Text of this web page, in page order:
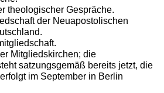
theologischer Gespräche.
der Neuapostolischen
Mitgliedskirchen; die
satzungsgemäß bereits jetzt, die
im September in Berlin